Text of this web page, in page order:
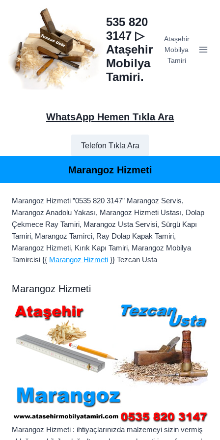
535 820
3147 ▷
Ataşehir
Mobilya
Tamiri.
Ataşehir
Mobilya
Tamiri
WhatsApp Hemen Tıkla Ara
Telefon Tıkla Ara
Marangoz Hizmeti
Marangoz Hizmeti ”0535 820 3147” Marangoz Servis,
Marangoz Anadolu Yakası, Marangoz Hizmeti Ustası, Dolap
Çekmece Ray Tamiri, Marangoz Usta Servisi, Sürgü Kapı
Tamiri, Marangoz Tamirci, Ray Dolap Kapak Tamiri,
Marangoz Hizmeti, Kırık Kapı Tamiri, Marangoz Mobilya
Tamircisi {{ Marangoz Hizmeti }} Tezcan Usta
Marangoz Hizmeti
Marangoz Hizmeti : ihtiyaçlarınızda malzemeyi sizin vermiş